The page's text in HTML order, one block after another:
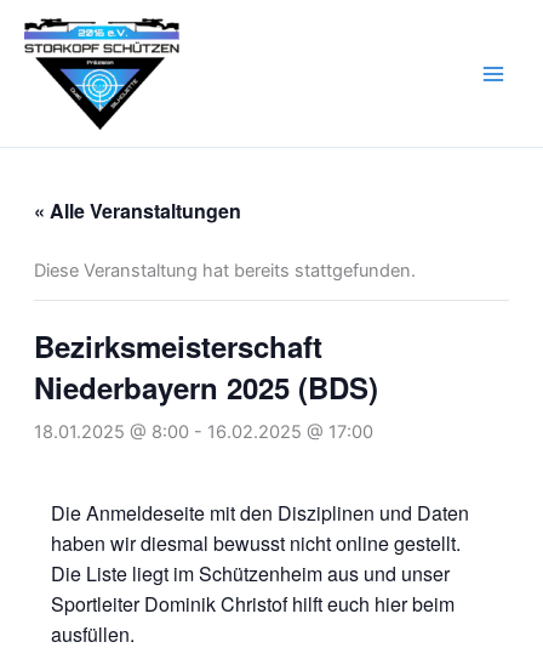
Inhalt
springen
« Alle Veranstaltungen
Diese Veranstaltung hat bereits stattgefunden.
Bezirksmeisterschaft
Niederbayern 2025 (BDS)
18.01.2025 @ 8:00- 16.02.2025 @ 17:00
Die Anmeldeseite mit den Disziplinen und Daten
haben wir diesmal bewusst nicht online gestellt.
Die Liste liegt im Schützenheim aus und unser
Sportleiter Dominik Christof hilft euch hier beim
ausfüllen.